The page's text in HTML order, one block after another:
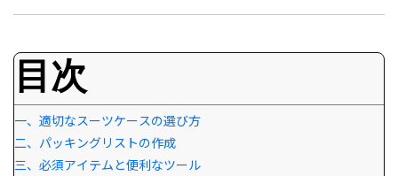
目次
一、適切なスーツケースの選び方
二、パッキングリストの作成
三、必須アイテムと便利なツール